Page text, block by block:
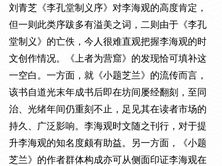
刘青芝《李孔堂制义序》对李海观的高度肯定，
但一则此类序跋多有溢美之词，二则由于《李孔
堂制义》的亡佚，今人很难直观把握李海观的时
文创作情况。《上者为营窟》的发现恰可填补这
一空白。一方面，就《小题芝兰》的流传而言，
该书自道光末年成书后即在坊间屡经翻刻，至同
治、光绪年间仍重刻不止，足见其在读者市场的
持久、广泛影响。李海观时文随之刊行，对于提
升李海观的知名度颇有助益。另一方面，《小题
芝兰》的作者群体构成亦可从侧面印证李海观在